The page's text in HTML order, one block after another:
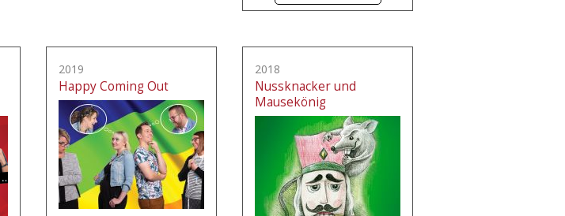
2019
Happy Coming Out
2018
Nussknacker und
Mausekönig